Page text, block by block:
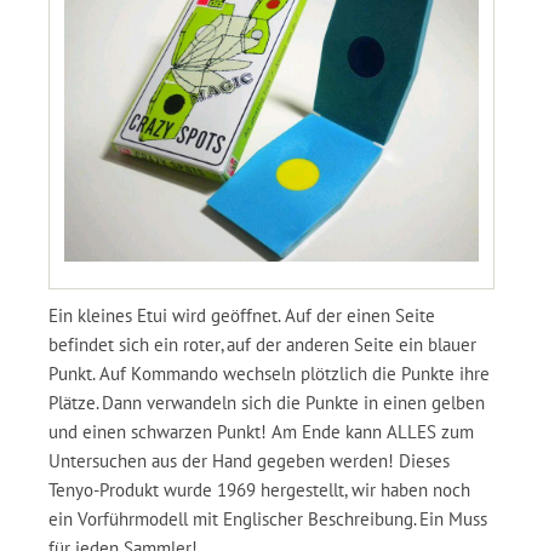
Ein kleines Etui wird geöffnet. Auf der einen Seite
befindet sich ein roter, auf der anderen Seite ein blauer
Punkt. Auf Kommando wechseln plötzlich die Punkte ihre
Plätze. Dann verwandeln sich die Punkte in einen gelben
und einen schwarzen Punkt! Am Ende kann ALLES zum
Untersuchen aus der Hand gegeben werden! Dieses
Tenyo-Produkt wurde 1969 hergestellt, wir haben noch
ein Vorführmodell mit Englischer Beschreibung. Ein Muss